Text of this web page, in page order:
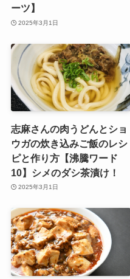
ーツ】
2025年3月1日
志麻さんの肉うどんとショ
ウガの炊き込みご飯のレシ
ピと作り方【沸騰ワード
10】シメのダシ茶漬け！
2025年3月1日